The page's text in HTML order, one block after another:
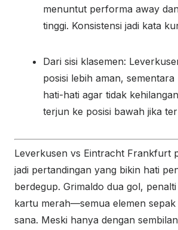
menuntut performa away
tinggi. Konsistensi jadi kata
Dari sisi klasemen:
posisi lebih aman,
hati-hati agar tidak
terjun ke posisi bawah jika
Leverkusen vs Eintracht Frankfurt
jadi pertandingan yang bikin hati
berdegup. Grimaldo dua gol,
kartu merah—semua elemen sepak
sana. Meski hanya dengan